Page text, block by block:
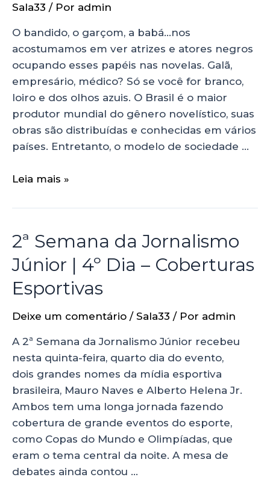
Sala33 / Por admin
O bandido, o garçom, a babá…nos
acostumamos em ver atrizes e atores negros
ocupando esses papéis nas novelas. Galã,
empresário, médico? Só se você for branco,
loiro e dos olhos azuis. O Brasil é o maior
produtor mundial do gênero novelístico, suas
obras são distribuídas e conhecidas em vários
países. Entretanto, o modelo de sociedade …
Leia mais »
2ª Semana da Jornalismo
Júnior | 4º Dia – Coberturas
Esportivas
Deixe um comentário / Sala33 / Por admin
A 2ª Semana da Jornalismo Júnior recebeu
nesta quinta-feira, quarto dia do evento,
dois grandes nomes da mídia esportiva
brasileira, Mauro Naves e Alberto Helena Jr.
Ambos tem uma longa jornada fazendo
cobertura de grande eventos do esporte,
como Copas do Mundo e Olimpíadas, que
eram o tema central da noite. A mesa de
debates ainda contou …